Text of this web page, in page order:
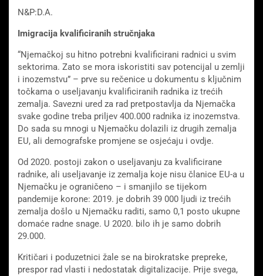
N&P:D.A.
Imigracija kvalificiranih stručnjaka
“Njemačkoj su hitno potrebni kvalificirani radnici u svim
sektorima. Zato se mora iskoristiti sav potencijal u zemlji
i inozemstvu” – prve su rečenice u dokumentu s ključnim
točkama o useljavanju kvalificiranih radnika iz trećih
zemalja. Savezni ured za rad pretpostavlja da Njemačka
svake godine treba priljev 400.000 radnika iz inozemstva.
Do sada su mnogi u Njemačku dolazili iz drugih zemalja
EU, ali demografske promjene se osjećaju i ovdje.
Od 2020. postoji zakon o useljavanju za kvalificirane
radnike, ali useljavanje iz zemalja koje nisu članice EU-a u
Njemačku je ograničeno – i smanjilo se tijekom
pandemije korone: 2019. je dobrih 39 000 ljudi iz trećih
zemalja došlo u Njemačku raditi, samo 0,1 posto ukupne
domaće radne snage. U 2020. bilo ih je samo dobrih
29.000.
Kritičari i poduzetnici žale se na birokratske prepreke,
prespor rad vlasti i nedostatak digitalizacije. Prije svega,